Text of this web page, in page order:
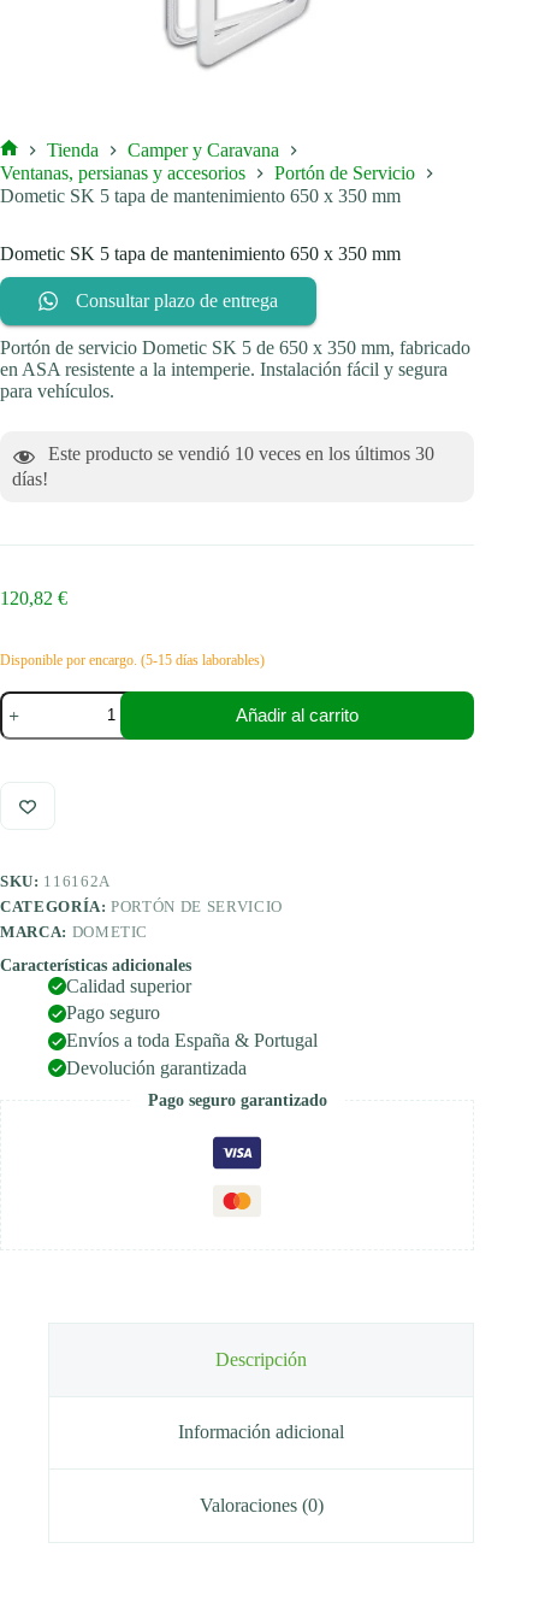
Inicio
Tienda
Camper y Caravana
Ventanas, persianas y accesorios
Portón de Servicio
Dometic SK 5 tapa de mantenimiento 650 x 350 mm
Dometic SK 5 tapa de mantenimiento 650 x 350 mm
Consultar plazo de entrega
Portón de servicio Dometic SK 5 de 650 x 350 mm, fabricado
en ASA resistente a la intemperie. Instalación fácil y segura
para vehículos.
Este producto se vendió 10 veces en los últimos 30
días!
120,82 €
Disponible por encargo. (5-15 días laborables)
Dometic
SK
5
de
mantenimiento
650
mm
cantidad
Añadir al carrito
SKU: 116162A
CATEGORÍA:PORTÓN DE SERVICIO
MARCA: DOMETIC
Características adicionales
Calidad superior
Pago seguro
Envíos a toda España & Portugal
Devolución garantizada
Pago seguro garantizado
Descripción
Información adicional
Valoraciones (0)